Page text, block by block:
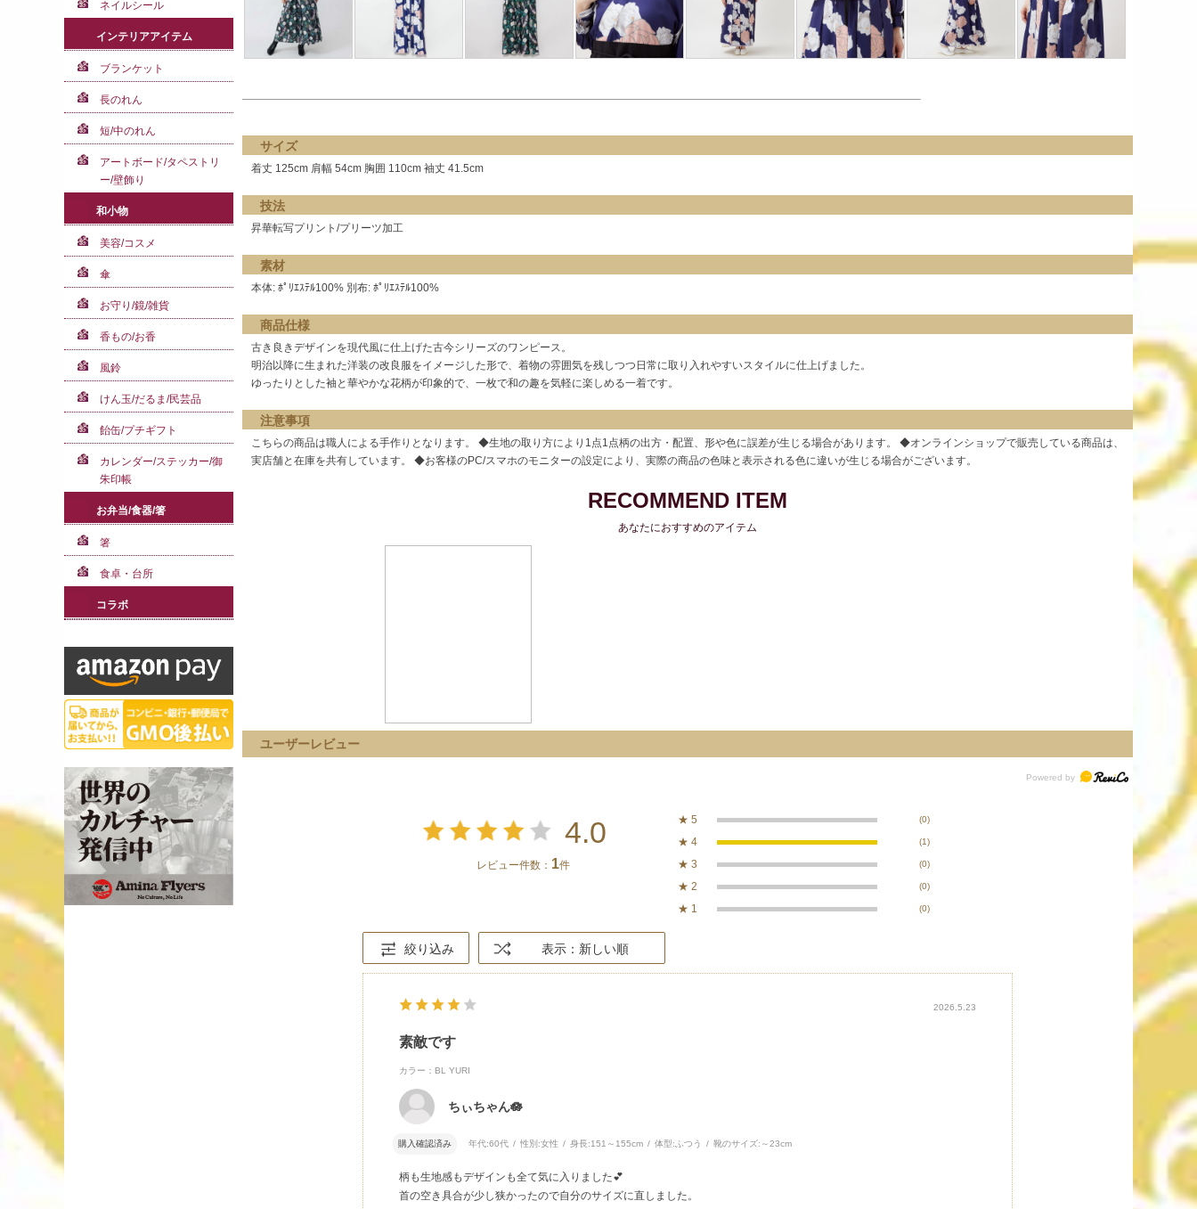
サイズ
着丈 125cm 肩幅 54cm 胸囲 110cm 袖丈 41.5cm
技法
昇華転写プリント/プリーツ加工
素材
本体: ﾎﾟﾘｴｽﾃﾙ100% 別布: ﾎﾟﾘｴｽﾃﾙ100%
商品仕様
古き良きデザインを現代風に仕上げた古今シリーズのワンピース。
明治以降に生まれた洋装の改良服をイメージした形で、着物の雰囲気を残しつつ日常に取り入れやすいスタイルに仕上げました。
ゆったりとした袖と華やかな花柄が印象的で、一枚で和の趣を気軽に楽しめる一着です。
注意事項
こちらの商品は職人による手作りとなります。 ◆生地の取り方により1点1点柄の出方・配置、形や色に誤差が生じる場合があります。 ◆オンラインショップで販売している商品は、
実店舗と在庫を共有しています。 ◆お客様のPC/スマホのモニターの設定により、実際の商品の色味と表示される色に違いが生じる場合がございます。
RECOMMEND ITEM
あなたにおすすめのアイテム
ユーザーレビュー
4.0
レビュー件数： 1件
★ 5 (0)
★ 4 (1)
★ 3 (0)
★ 2 (0)
★ 1 (0)
絞り込み 表示：新しい順
2026.5.23
素敵です
カラー：BL YURI
ちぃちゃん🪷
購入確認済み 年代:60代 性別:女性 身長:151～155cm 体型: ふつう 靴のサイズ: ～23cm
柄も生地感もデザインも全て気に入りました💕
首の空き具合が少し狭かったので自分のサイズに直しました。
ネイルシール
インテリアアイテム
ブランケット
長のれん
短/中のれん
アートボード/タペストリ
ー/壁飾り
和小物
美容/コスメ
傘
お守り/鏡/雑貨
香もの/お香
風鈴
けん玉/だるま/民芸品
飴缶/プチギフト
カレンダー/ステッカー/御
朱印帳
お弁当/食器/箸
箸
食卓・台所
コラボ